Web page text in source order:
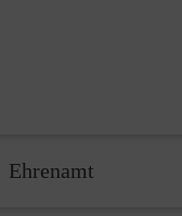
Ehrenamt